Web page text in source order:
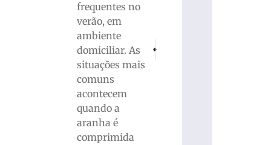
frequentes no
verão, em
ambiente
domiciliar. As
situações mais
comuns
acontecem
quando a
aranha é
comprimida